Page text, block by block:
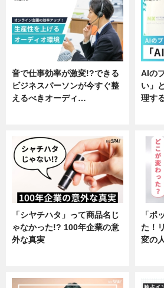
音で仕事効率が激変!?できる
ビジネスパーソンが今すぐ整
えるべきオーディ…
AIの
い」
理す
「シヤチハタ」って商品名じ
ゃなかった!? 100年企業の意
外な真実
「ポ
た！
変の